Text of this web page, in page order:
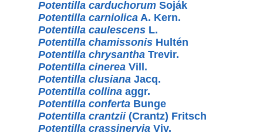
Potentilla carduchorum Soják
Potentilla carniolica A. Kern.
Potentilla caulescens L.
Potentilla chamissonis Hultén
Potentilla chrysantha Trevir.
Potentilla cinerea Vill.
Potentilla clusiana Jacq.
Potentilla collina aggr.
Potentilla conferta Bunge
Potentilla crantzii(Crantz) Fritsch
Potentilla crassinervia Viv.